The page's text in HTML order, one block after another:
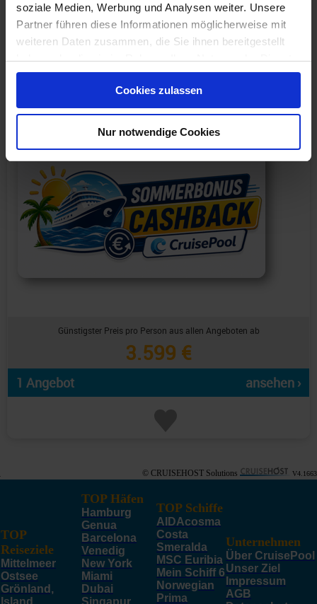
soziale Medien, Werbung und Analysen weiter. Unsere
Partner führen diese Informationen möglicherweise mit
weiteren Daten zusammen, die Sie ihnen bereitgestellt
haben oder die sie im Rahmen Ihrer Nutzung der Dienste
gesammelt haben.
Cookies zulassen
Nur notwendige Cookies
Westliche Karibik 8 Tage ab/an
Miami mit Cashback
Route: Miami - Seetag - Costa Maya -
Roatán - Harvest Cay - Cozumel - Seetag -
Miami
an Bord der »Allura«
Günstigster Preis pro Person aus allen Angeboten ab
3.599 €
1 Angebot ansehen ›
© CRUISEHOST Solutions V4.1663
TOP
Reiseziele
Mittelmeer
Ostsee
Grönland,
TOP Häfen
Hamburg
Genua
Barcelona
Venedig
New York
Miami
Dubai
TOP Schiffe
AIDAcosma
Costa
Smeralda
MSC Euribia
Mein Schiff 6
Norwegian
Prima
Unternehmen
Über CruisePool
Unser Ziel
Impressum
AGB